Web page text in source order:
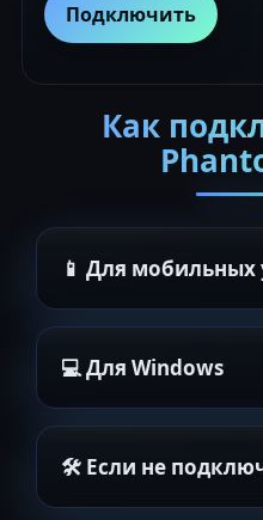
Подключить
Как
📱 Для мобильных
💻 Для Windows
🛠 Если не